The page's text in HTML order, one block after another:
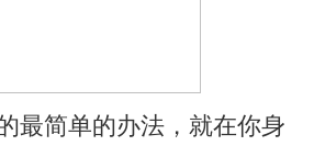
最简单的办法，就在你身